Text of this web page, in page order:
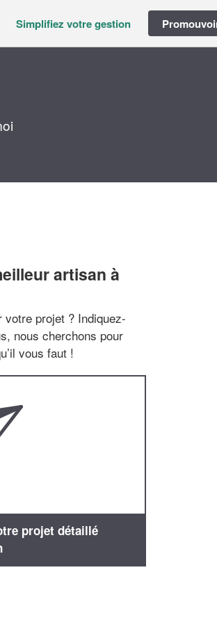
Simplifiez votre gestion
artisan à
projet ? Indiquez-
nous cherchons pour
vous faut !
projet détaillé